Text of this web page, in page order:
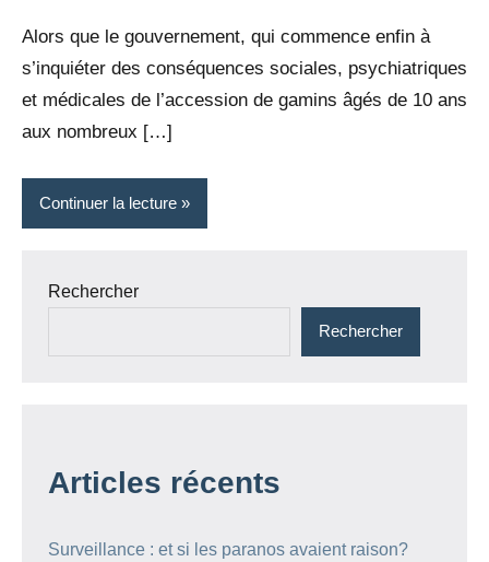
Alors que le gouvernement, qui commence enfin à
s’inquiéter des conséquences sociales, psychiatriques
et médicales de l’accession de gamins âgés de 10 ans
aux nombreux […]
Continuer la lecture
Rechercher
Rechercher
Articles récents
Surveillance : et si les paranos avaient raison?